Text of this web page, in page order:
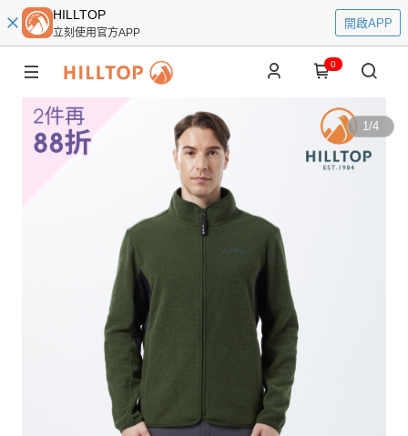
HILLTOP
立刻使用官方APP
開啟APP
0
1/4